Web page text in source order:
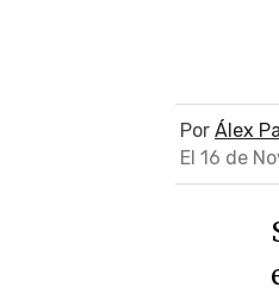
Por Álex
El 16 de